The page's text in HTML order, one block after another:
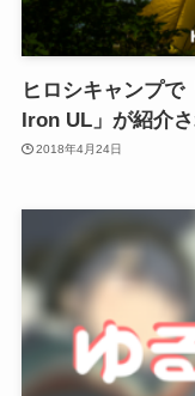
ヒロシキャンプ
Iron UL」が紹介さ
2018年4月24日